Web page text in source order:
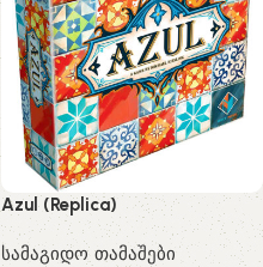
Azul (Replica)
სამაგიდო თამაშები